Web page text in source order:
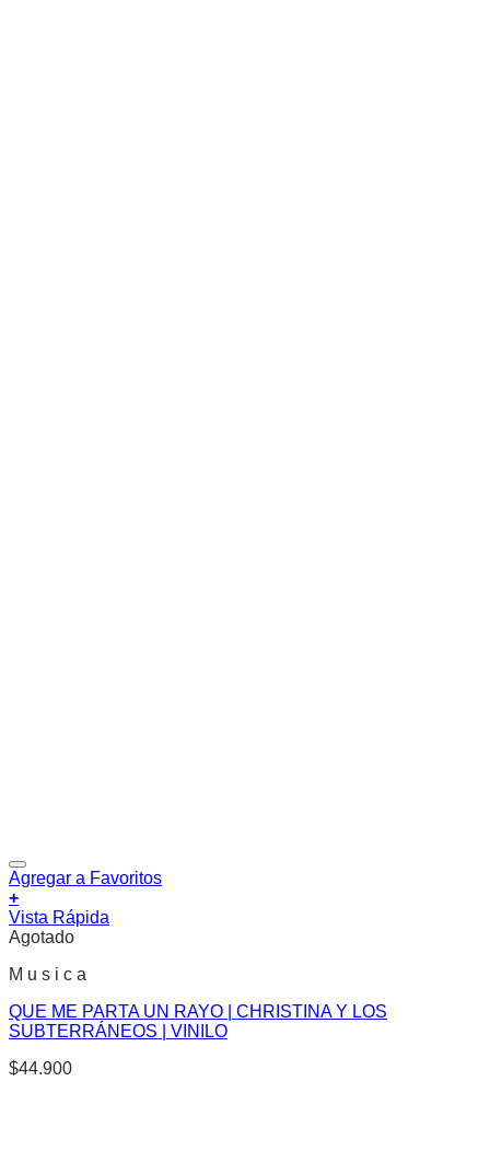
Agregar a Favoritos
+
Vista Rápida
Agotado
M u s i c a
QUE ME PARTA UN RAYO | CHRISTINA Y LOS
SUBTERRÁNEOS | VINILO
$44.900